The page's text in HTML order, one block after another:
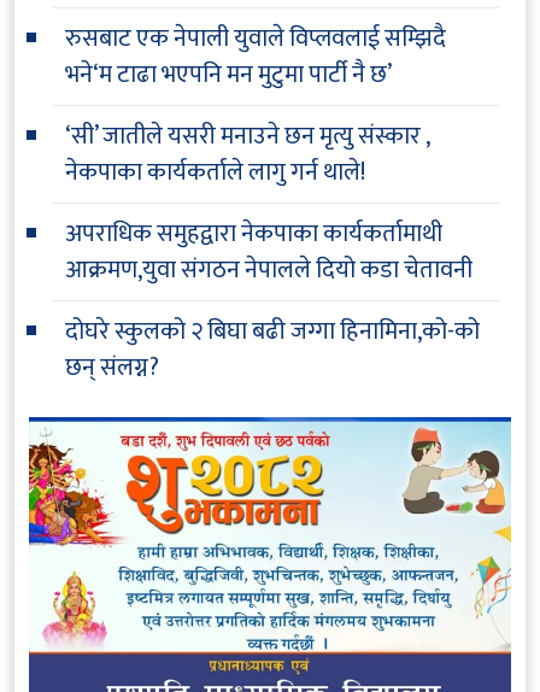
रुसबाट एक नेपाली युवाले विप्लवलाई सम्झिदै
भने‘म टाढा भएपनि मन मुटुमा पार्टी नै छ’
‘सी’ जातीले यसरी मनाउने छन मृत्यु संस्कार ,
नेकपाका कार्यकर्ताले लागु गर्न थाले!
अपराधिक समुहद्वारा नेकपाका कार्यकर्तामाथी
आक्रमण,युवा संगठन नेपालले दियो कडा चेतावनी
दोघरे स्कुलको २ बिघा बढी जग्गा हिनामिना,को-को
छन् संलग्न?